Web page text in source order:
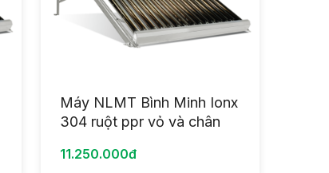
Máy NLMT Bình Minh Ionx
304 ruột ppr vỏ và chân
11.250.000đ